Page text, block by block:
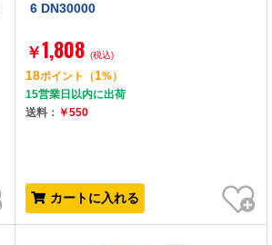
6 DN30000
￥1,808 (税込)
18ポイント （1%）
15営業日以内に出荷
送料： ￥550
カートに入れる
お気に入り